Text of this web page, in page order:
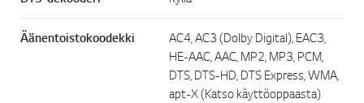
Äänentoistokoodekki
AC4, AC3 (Dolby Digital), EAC3,
HE-AAC, AAC, MP2, MP3, PCM,
DTS, DTS-HD, DTS Express, WMA,
apt-X (Katso käyttöoppaasta)